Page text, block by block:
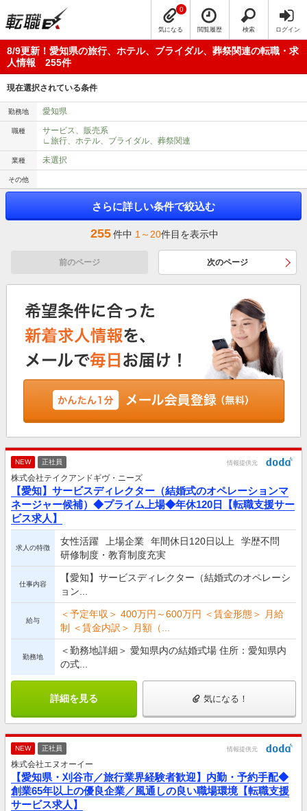
気になる
0
閲覧履歴 検索 ログイン
8/9更新！愛知県の旅行、ホテル、ブライダル、葬祭関連の転職・求
人情報 255件
現在選択されている条件
勤務地 愛知県
職種
サービス、販売系
∟旅行、ホテル、ブライダル、葬祭関連
業種 未選択
その他
さらに詳しい条件で絞込む
255件中 1～20件目を表示中
前のページ 次のページ
NEW 正社員 情報提供元
株式会社テイクアンドギヴ・ニーズ
【愛知】サービスディレクター（結婚式のオペレーションマ
ネージャー候補）◆プライム上場◆年休120日【転職支援サー
ビス求人】
求人の特徴
女性活躍 上場企業 年間休日120日以上
学歴不問
研修制度・教育制度充実
仕事内容
【愛知】サービスディレクター（結婚式のオペレーシ
ョン...
給与
＜予定年収＞ 400万円～600万円 ＜賃金形態＞ 月給
制 ＜賃金内訳＞ 月額（...
勤務地
＜勤務地詳細＞ 愛知県内の結婚式場 住所：愛知県内
の式...
詳細を見る 気になる！
NEW 正社員 情報提供元
株式会社エヌオーイー
【愛知県・刈谷市／旅行業界経験者歓迎】内勤・予約手配◆
創業65年以上の優良企業／風通しの良い職場環境【転職支援
サービス求人】